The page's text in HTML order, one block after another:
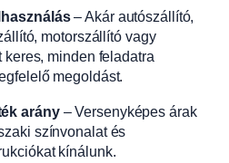
– Akár autószállító,
motorszállító vagy
keres, minden feladatra
megoldást.
arány– Versenyképes árak
színvonalat és
kínálunk.